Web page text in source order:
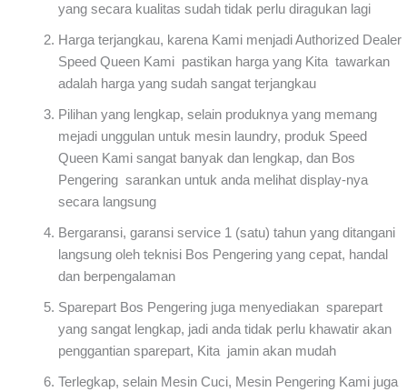
yang secara kualitas sudah tidak perlu diragukan lagi
Harga terjangkau, karena Kami menjadi Authorized Dealer
Speed Queen Kami pastikan harga yang Kita tawarkan
adalah harga yang sudah sangat terjangkau
Pilihan yang lengkap, selain produknya yang memang
mejadi unggulan untuk mesin laundry, produk Speed
Queen Kami sangat banyak dan lengkap, dan Bos
Pengering sarankan untuk anda melihat display-nya
secara langsung
Bergaransi, garansi service 1 (satu) tahun yang ditangani
langsung oleh teknisi Bos Pengering yang cepat, handal
dan berpengalaman
Sparepart Bos Pengering juga menyediakan sparepart
yang sangat lengkap, jadi anda tidak perlu khawatir akan
penggantian sparepart, Kita jamin akan mudah
Terlegkap, selain Mesin Cuci, Mesin Pengering Kami juga